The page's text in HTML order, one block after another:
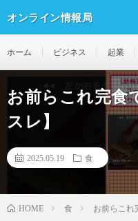
オンライン情報局
ホーム ビジネス 起業
お前らこれ完食
スレ】
2025.05.19 食
HOME 食 お前らこれ